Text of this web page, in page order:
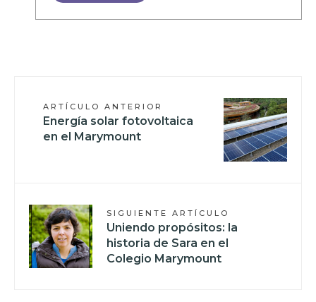
ARTÍCULO ANTERIOR
Energía solar fotovoltaica
en el Marymount
SIGUIENTE ARTÍCULO
Uniendo propósitos: la
historia de Sara en el
Colegio Marymount